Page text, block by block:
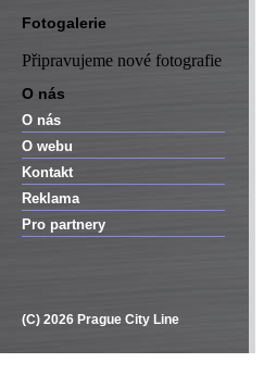
Fotogalerie
Připravujeme nové fotografie
O nás
O nás
O webu
Kontakt
Reklama
Pro partnery
(C) 2026 Prague City Line